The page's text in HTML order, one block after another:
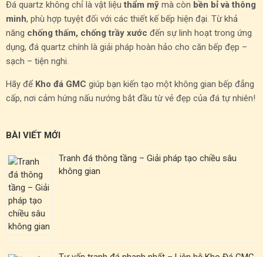
Đá quartz không chỉ là vật liệuthẩm mỹ mà còn bền bỉ và thông
minh, phù hợp tuyệt đối với các thiết kế bếp hiện đại. Từ khả
năng chống thấm, chống trầy xước đến sự linh hoạt trong ứng
dụng, đá quartz chính là giải pháp hoàn hảo cho căn bếp đẹp –
sạch – tiện nghi.
Hãy để Kho đá GMC giúp bạn kiến tạo một không gian bếp đẳng
cấp, nơi cảm hứng nấu nướng bắt đầu từ vẻ đẹp của đá tự nhiên!
BÀI VIẾT MỚI
Tranh đá thông tầng – Giải pháp tạo chiều sâu
không gian